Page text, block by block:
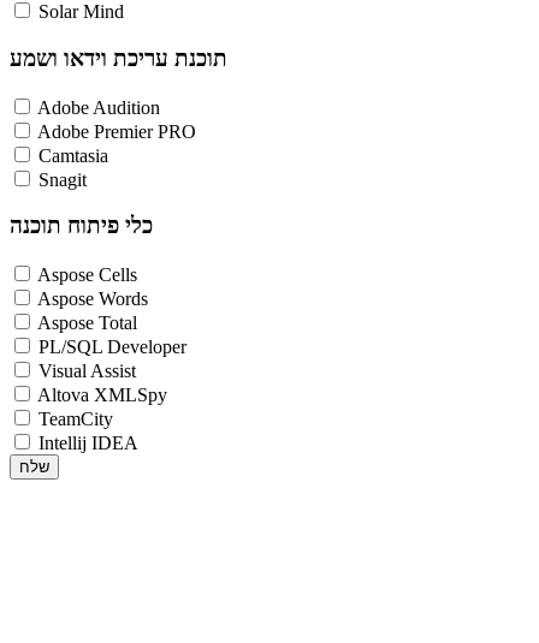
Solar Mind
תוכנת עריכת וידאו ושמע
Adobe Audition
Adobe Premier PRO
Camtasia
Snagit
כלי פיתוח תוכנה
Aspose Cells
Aspose Words
Aspose Total
PL/SQL Developer
Visual Assist
Altova XMLSpy
TeamCity
Intellij IDEA